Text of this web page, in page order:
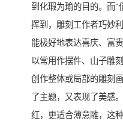
到化瑕为瑜的目的。而“
挥到，雕刻工作者巧妙
能极好地表达喜庆、富
以常用作摆件、山子雕
创作整体或局部的雕刻
了主题，又表现了美感
红，更适合薄意雕，这